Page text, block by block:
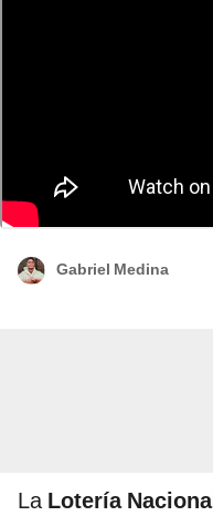
Resultados de la Lotería
sorteo de la lotería este 01
Gabriel Medina
La Lotería